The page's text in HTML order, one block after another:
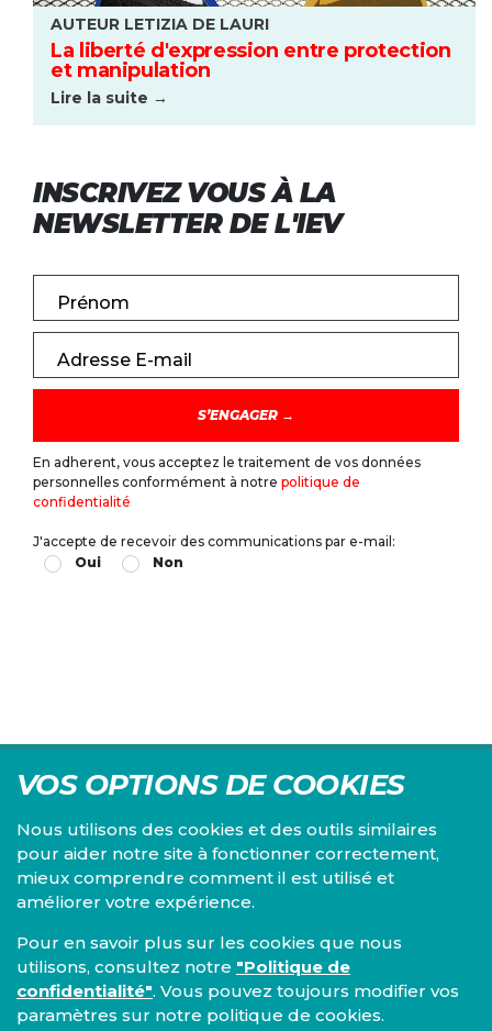
AUTEUR LETIZIA DE LAURI
La liberté d'expression entre protection
et manipulation
Lire la suite →
INSCRIVEZ VOUS À LA
NEWSLETTER DE L'IEV
Prénom
Adresse E-mail
En adherent, vous acceptez le traitement de vos données
personnelles conformément à notre politique de
confidentialité
J'accepte de recevoir des communications par e-mail:
Oui
Non
VOS OPTIONS DE COOKIES
Nous utilisons des cookies et des outils similaires
pour aider notre site à fonctionner correctement,
mieux comprendre comment il est utilisé et
améliorer votre expérience.
Pour en savoir plus sur les cookies que nous
utilisons, consultez notre "Politique de
confidentialité". Vous pouvez toujours modifier vos
paramètres sur notre politique de cookies.
Centre d'études du PS, l'Institut Emile Vandervelde se
consacre à la recherche sur toutes les questions d'ordre
économique, social, financier, administratif, politique,
éthique, juridique et environnemental.
IEV